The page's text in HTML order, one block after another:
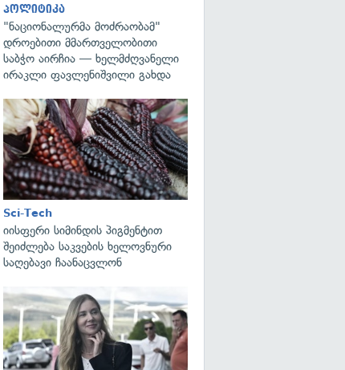
გადახედვა
გადახედვა
პოლიტიკა
"ნაციონალურმა მოძრაობამ"
დროებითი მმართველობითი
საბჭო აირჩია — ხელმძღვანელი
ირაკლი ფავლენიშვილი გახდა
Sci-Tech
იისფერი სიმინდის პიგმენტით
შეიძლება საკვების ხელოვნური
საღებავი ჩაანაცვლონ